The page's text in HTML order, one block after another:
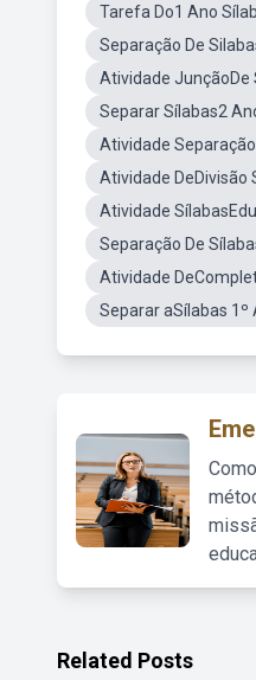
Tarefa Do1 Ano
Separação De
Atividade JunçãoDe
Separar Sílabas2
Atividade
Atividade DeDivisão
Atividade
Separação De
Atividade
Separar aSílabas 1º
Related Posts